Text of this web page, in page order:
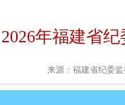
2026年福建省
来源：福建省纪委